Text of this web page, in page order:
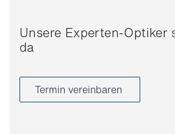
Unsere Experten-Optiker
da
Termin vereinbaren